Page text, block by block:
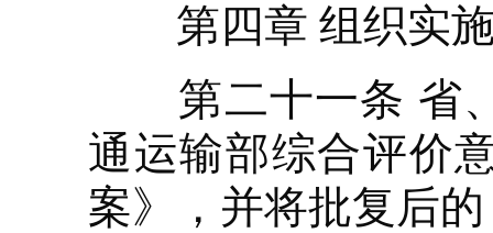
第四章 组织实
第二十一条 省、
通运输部综合评价
案》，并将批复后